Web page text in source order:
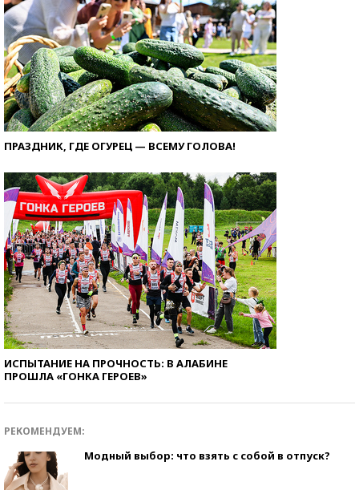
ПРАЗДНИК, ГДЕ ОГУРЕЦ — ВСЕМУ ГОЛОВА!
ИСПЫТАНИЕ НА ПРОЧНОСТЬ: В АЛАБИНЕ
ПРОШЛА «ГОНКА ГЕРОЕВ»
РЕКОМЕНДУЕМ:
Модный выбор: что взять с собой в отпуск?